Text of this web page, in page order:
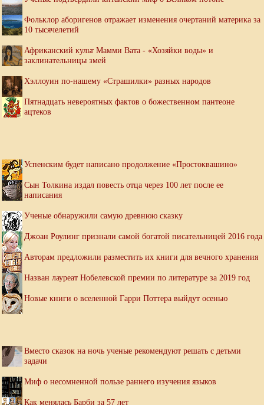
Фольклор аборигенов отражает изменения очертаний материка за
10 тысячелетий
Африканский культ Мамми Вата - «Хозяйки воды» и
заклинательницы змей
Хэллоуин по-нашему «Страшилки» разных народов
Пятнадцать невероятных фактов о божественном пантеоне
ацтеков
Успенским будет написано продолжение «Простоквашино»
Сын Толкина издал повесть отца через 100 лет после ее
написания
Ученые обнаружили самую древнюю сказку
Джоан Роулинг признали самой богатой писательницей 2016 года
Авторам предложили разместить их книги для вечного хранения
Назван лауреат Нобелевской премии по литературе за 2019 год
Новые книги о вселенной Гарри Поттера выйдут осенью
Вместо сказок на ночь ученые рекомендуют решать с детьми
задачи
Миф о несомненной пользе раннего изучения языков
Как менялась Барби за 57 лет